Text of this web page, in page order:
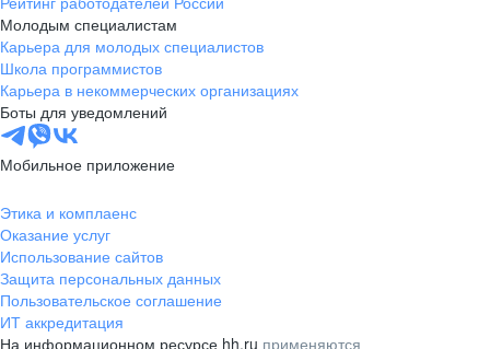
Молодым специалистам
Карьера для молодых специалистов
Школа программистов
Карьера в некоммерческих организациях
Боты для уведомлений
Мобильное приложение
Этика и комплаенс
Оказание услуг
Использование сайтов
Защита персональных данных
Пользовательское соглашение
ИТ аккредитация
На информационном ресурсе hh.ru применяются